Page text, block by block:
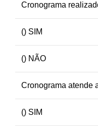
Cronograma
() SIM
() NÃO
Cronograma atende
() SIM